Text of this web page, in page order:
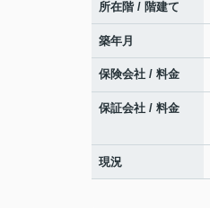
所在階 / 階建て
築年月
保険会社 / 料金
保証会社 / 料金
現況